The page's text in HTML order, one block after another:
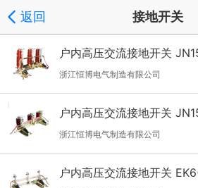
返回 接地开关
户内高压交流接地开关
浙江恒博电气制造有限公司
户内高压交流接地开关
浙江恒博电气制造有限公司
户内高压交流接地开关